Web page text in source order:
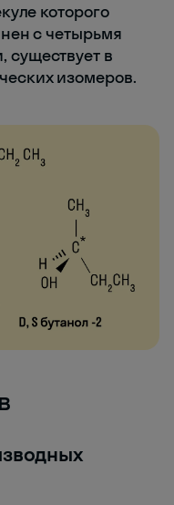
которого
с четырьмя
существует в
изомеров.